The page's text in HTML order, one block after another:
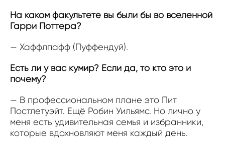
На каком факультете вы были бы во вселенной
Гарри Поттера?
— Хаффлпафф (Пуффендуй).
Есть ли у вас кумир? Если да, то кто это и
почему?
— В профессиональном плане это Пит
Постлетуэйт. Ещё Робин Уильямс. Но лично у
меня есть удивительная семья и избранники,
которые вдохновляют меня каждый день.